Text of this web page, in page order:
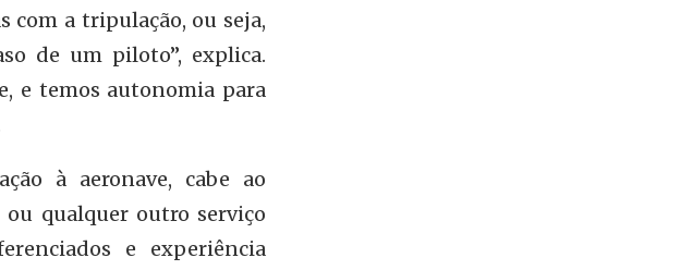
com a tripulação, ou seja,
de um piloto”, explica.
e temos autonomia para
à aeronave, cabe ao
qualquer outro serviço
e experiência